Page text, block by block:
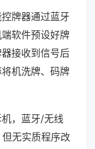
牌器通过蓝牙
软件预设好牌
接收到信号后
机洗牌、码牌
，蓝牙/无线
无实质程序改